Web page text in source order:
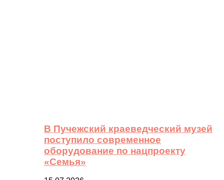
В Пучежский краеведческий музей
поступило современное
оборудование по нацпроекту
«Семья»